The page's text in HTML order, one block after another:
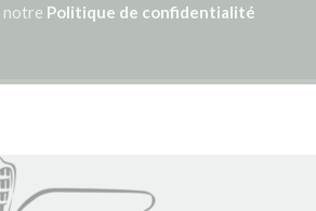
notre Politique de confidentialité